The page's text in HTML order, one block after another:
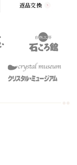
返品交換